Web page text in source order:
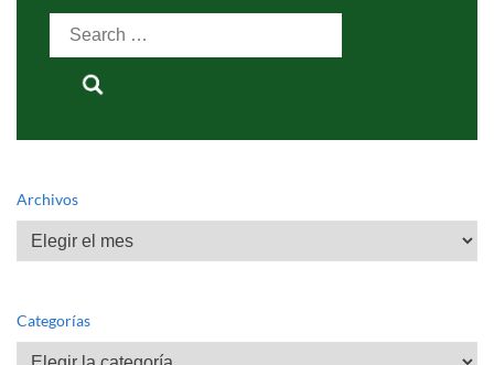
Search
Archivos
Archivos
Categorías
Categorías